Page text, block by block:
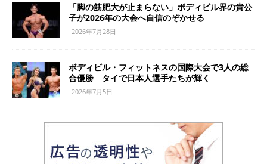
「脚の筋肥大が止まらない」ボディビル界の貴公
子が2026年の大会へ自信のぞかせる
2026年7月28日
ボディビル・フィットネスの国際大会で3人の総
合優勝 タイで日本人選手たちが輝く
2026年7月5日